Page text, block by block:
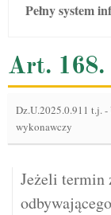
Pełny system
Art. 168.
Dz.U.2025.0.911 t.j.-
wykonawczy
Jeżeli termin